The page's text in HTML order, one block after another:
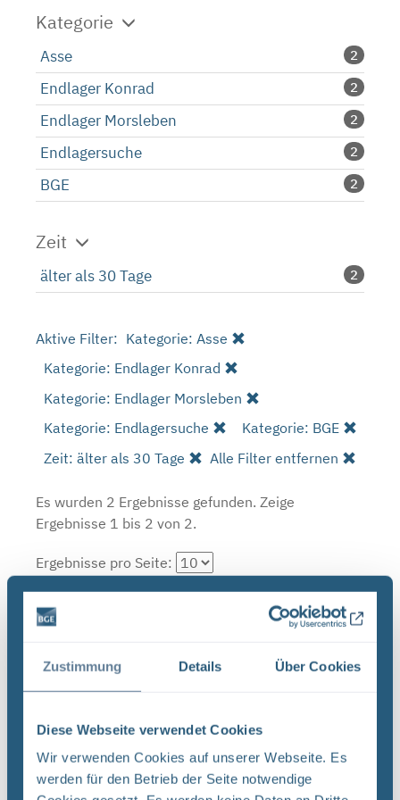
Zustimmung Details Über Cookies
Diese Webseite verwendet Cookies
Wir verwenden Cookies auf unserer Webseite. Es
werden für den Betrieb der Seite notwendige
Kategorie
Asse 2
Endlager Konrad 2
Endlager Morsleben 2
Endlagersuche 2
BGE 2
Zeit
älter als 30 Tage 2
Aktive Filter: Kategorie: Asse
Kategorie: Endlager Konrad
Kategorie: Endlager Morsleben
Kategorie: Endlagersuche
Kategorie: BGE
Zeit: älter als 30 Tage
Alle Filter entfernen
Es wurden 2 Ergebnisse gefunden. Zeige
Ergebnisse 1 bis 2 von 2.
Ergebnisse pro Seite:
1
Sortieren nach
Endlagersuche Asse Zwischen der Stasi-
Unterlagenbehörde und dem Bundesamt für